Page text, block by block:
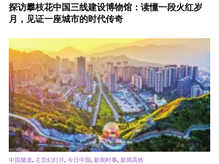
探访攀枝花中国三线建设博物馆：读懂一段火红岁
月，见证一座城市的时代传奇
中国频道, 主页幻灯片, 今日中国, 新闻时事, 新闻高铁